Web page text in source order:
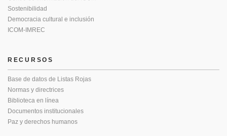
Sostenibilidad
Democracia cultural e inclusión
ICOM-IMREC
RECURSOS
Base de datos de Listas Rojas
Normas y directrices
Biblioteca en línea
Documentos institucionales
Paz y derechos humanos